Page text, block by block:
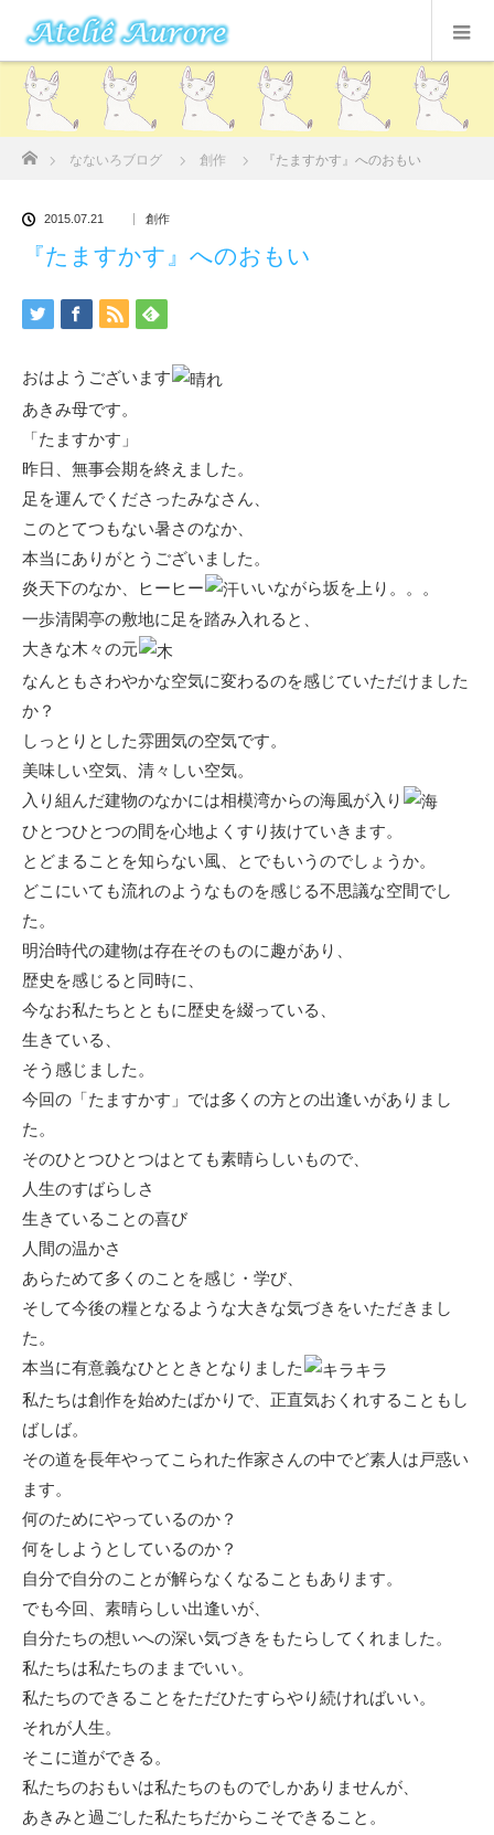
ホーム
なないろブログ 創作 『たますかす』へのおもい
2015.07.21 創作
『たますかす』へのおもい
おはようございます
あきみ母です。
「たますかす」
昨日、無事会期を終えました。
足を運んでくださったみなさん、
このとてつもない暑さのなか、
本当にありがとうございました。
炎天下のなか、ヒーヒー
いいながら坂を上り。。。
一歩清閑亭の敷地に足を踏み入れると、
大きな木々の元
なんともさわやかな空気に変わるのを感じていただけました
か？
しっとりとした雰囲気の空気です。
美味しい空気、清々しい空気。
入り組んだ建物のなかには相模湾からの海風が入り
ひとつひとつの間を心地よくすり抜けていきます。
とどまることを知らない風、とでもいうのでしょうか。
どこにいても流れのようなものを感じる不思議な空間でし
た。
明治時代の建物は存在そのものに趣があり、
歴史を感じると同時に、
今なお私たちとともに歴史を綴っている、
生きている、
そう感じました。
今回の「たますかす」では多くの方との出逢いがありまし
た。
そのひとつひとつはとても素晴らしいもので、
人生のすばらしさ
生きていることの喜び
人間の温かさ
あらためて多くのことを感じ・学び、
そして今後の糧となるような大きな気づきをいただきまし
た。
本当に有意義なひとときとなりました
私たちは創作を始めたばかりで、正直気おくれすることもし
ばしば。
その道を長年やってこられた作家さんの中でど素人は戸惑い
ます。
何のためにやっているのか？
何をしようとしているのか？
自分で自分のことが解らなくなることもあります。
でも今回、素晴らしい出逢いが、
自分たちの想いへの深い気づきをもたらしてくれました。
私たちは私たちのままでいい。
私たちのできることをただひたすらやり続ければいい。
それが人生。
そこに道ができる。
私たちのおもいは私たちのものでしかありませんが、
あきみと過ごした私たちだからこそできること。